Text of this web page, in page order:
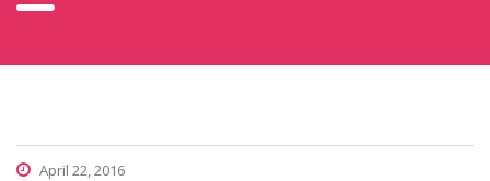
April 22, 2016